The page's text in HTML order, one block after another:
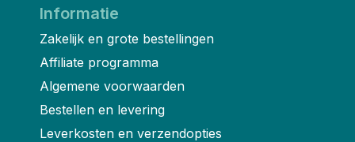
Informatie
Zakelijk en grote bestellingen
Affiliate programma
Algemene voorwaarden
Bestellen en levering
Leverkosten en verzendopties